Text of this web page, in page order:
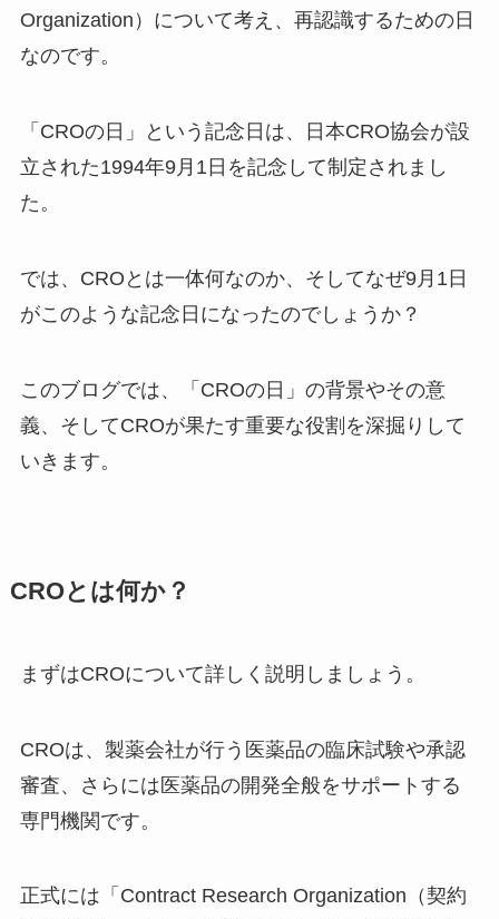
Organization）について考え、再認識するための日
なのです。
「CROの日」という記念日は、日本CRO協会が設
立された1994年9月1日を記念して制定されまし
た。
では、CROとは一体何なのか、そしてなぜ9月1日
がこのような記念日になったのでしょうか？
このブログでは、「CROの日」の背景やその意
義、そしてCROが果たす重要な役割を深掘りして
いきます。
CROとは何か？
まずはCROについて詳しく説明しましょう。
CROは、製薬会社が行う医薬品の臨床試験や承認
審査、さらには医薬品の開発全般をサポートする
専門機関です。
正式には「Contract Research Organization（契約